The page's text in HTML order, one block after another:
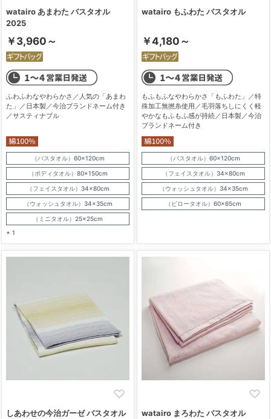
watairo あまわた バスタオル
2025
￥3,960～
ふわふわなやわらかさ／人気の「あまわ
た」／日本製／今治ブランドネーム付き
／サスティナブル
（バスタオル）60×120cm
（ボディタオル）80×150cm
（フェイスタオル）34×80cm
（ウォッシュタオル）34×35cm
（ミニタオル）25×25cm
+ 1
watairo もふわた バスタオル
￥4,180～
もふもふなやわらかさ「もふわた」／特
殊加工無撚糸使用／毛羽落ちしにくく軽
やかなもふもふ感が持続／日本製／今治
ブランドネーム付き
（バスタオル）60×120cm
（フェイスタオル）34×80cm
（ウォッシュタオル）34×35cm
（ピロータオル）60×65cm
しあわせの今治ガーゼ バスタオル
watairo まろわた バスタオル